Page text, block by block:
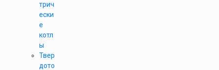
трич
ески
е
котл
ы
Твер
дото